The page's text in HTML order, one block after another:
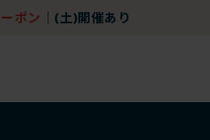
ポン (土)開催あり